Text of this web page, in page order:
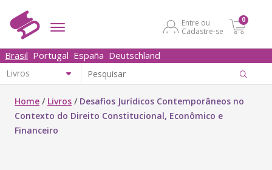
Entre ou
Cadastre-se
0
Brasil Portugal España Deutschland
Home / Livros / Desafios Jurídicos Contemporâneos no
Contexto do Direito Constitucional, Econômico e
Financeiro